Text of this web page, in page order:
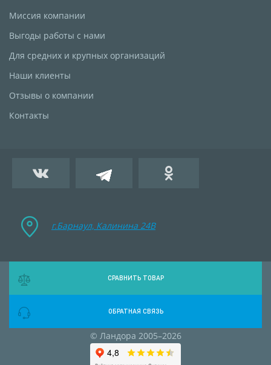
Миссия компании
Выгоды работы с нами
Для средних и крупных организаций
Наши клиенты
Отзывы о компании
Контакты
г.Барнаул, Калинина 24B
© Ландора 2005–2026
СРАВНИТЬ ТОВАР
ОБРАТНАЯ СВЯЗЬ